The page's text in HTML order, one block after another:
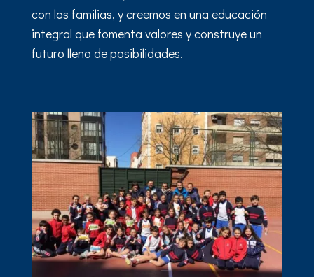
con las familias, y creemos en una educación
integral que fomenta valores y construye un
futuro lleno de posibilidades.